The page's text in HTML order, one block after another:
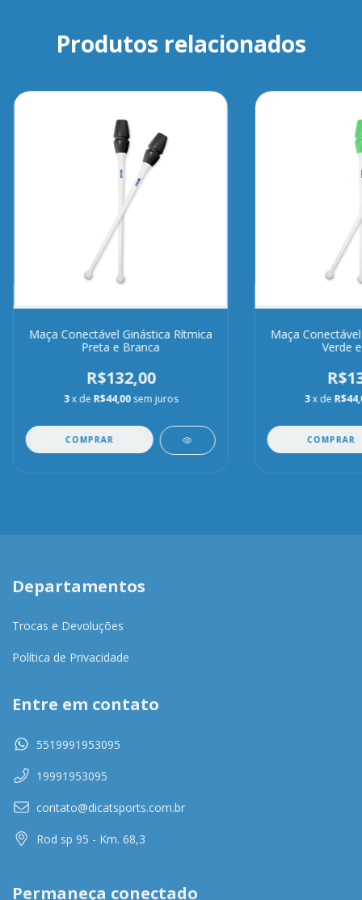
Produtos relacionados
Maça Conectável Ginástica Rítmica
Preta e Branca
R$132,00
3x de R$44,00 sem juros
COMPRAR
Maça
Verde
3x de
COMPRAR
Departamentos
Trocas e Devoluções
Política de Privacidade
Entre em contato
5519991953095
19991953095
contato@dicatsports.com.br
Rod sp 95 - Km. 68,3
Permaneça conectado